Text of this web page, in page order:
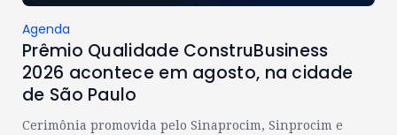
Agenda
Prêmio Qualidade ConstruBusiness
2026 acontece em agosto, na cidade
de São Paulo
Cerimônia promovida pelo Sinaprocim, Sinprocim e